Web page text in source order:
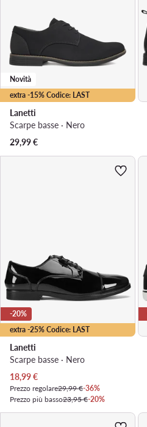
extra -15% Codice: LAST
Novità
Lanetti
Scarpe basse · Nero
29,99€
extra -25% Codice: LAST
-20%
Lanetti
Scarpe basse · Nero
Prezzo attuale
18,99€
Prezzo regolare29,99 €-36%
Prezzo più basso23,95 €-20%